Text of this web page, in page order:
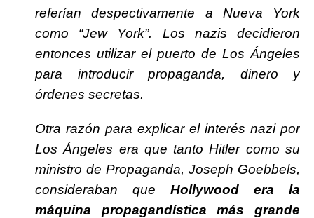
referían despectivamente a Nueva York
como “Jew York”. Los nazis decidieron
entonces utilizar el puerto de Los Ángeles
para introducir propaganda, dinero y
órdenes secretas.
Otra razón para explicar el interés nazi por
Los Ángeles era que tanto Hitler como su
ministro de Propaganda, Joseph Goebbels,
consideraban que Hollywood era la
máquina propagandística más grande